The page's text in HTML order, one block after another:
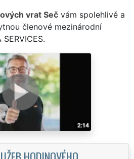
vrat Seč vám spolehlivě a
členové mezinárodní